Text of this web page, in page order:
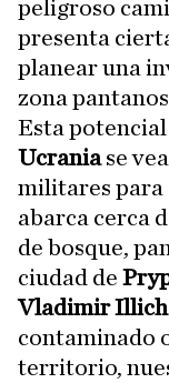
peligroso
presenta
planear una
zona
Esta potencial
Ucraniase
militares para
abarca cerca
de bosque,
ciudad de
Vladimir
contaminado
territorio,